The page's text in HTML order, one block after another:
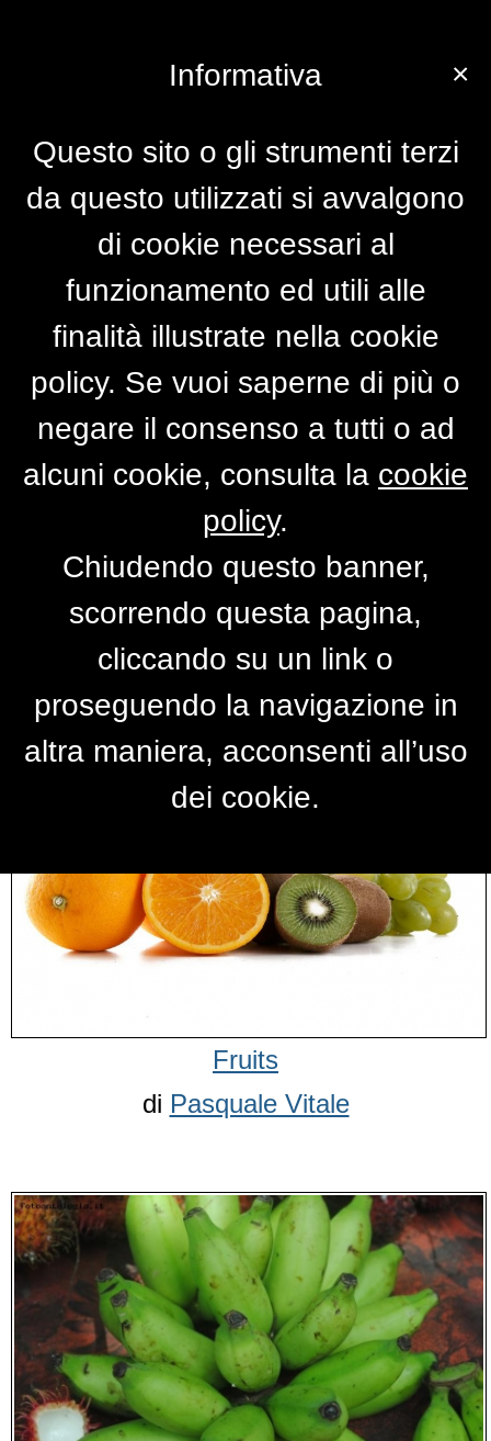
Foto fruits
Fruits
di Pasquale Vitale
×
Informativa
Questo sito o gli strumenti terzi
da questo utilizzati si avvalgono
di cookie necessari al
funzionamento ed utili alle
finalità illustrate nella cookie
policy. Se vuoi saperne di più o
negare il consenso a tutti o ad
alcuni cookie, consulta la cookie
policy.
Chiudendo questo banner,
scorrendo questa pagina,
cliccando su un link o
proseguendo la navigazione in
altra maniera, acconsenti all’uso
dei cookie.